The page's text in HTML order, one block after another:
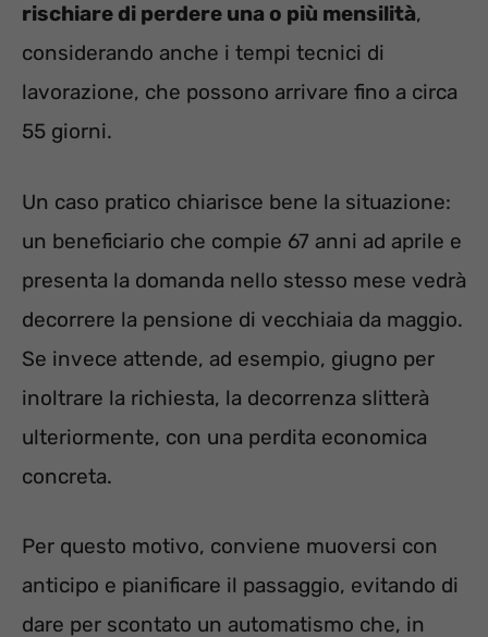
rischiare di perdere una o più mensilità,
considerando anche i tempi tecnici di
lavorazione, che possono arrivare fino a circa
55 giorni.
Un caso pratico chiarisce bene la situazione:
un beneficiario che compie 67 anni ad aprile e
presenta la domanda nello stesso mese vedrà
decorrere la pensione di vecchiaia da maggio.
Se invece attende, ad esempio, giugno per
inoltrare la richiesta, la decorrenza slitterà
ulteriormente, con una perdita economica
concreta.
Per questo motivo, conviene muoversi con
anticipo e pianificare il passaggio, evitando di
dare per scontato un automatismo che, in